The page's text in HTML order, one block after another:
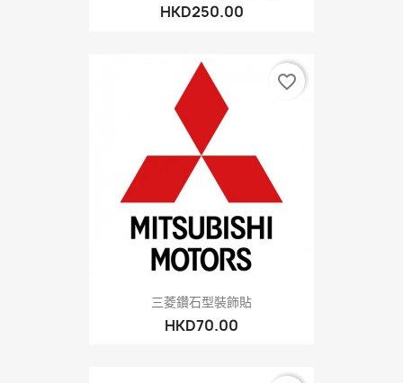
HKD250.00
三菱鑽石型裝飾貼
HKD70.00
favorite_border